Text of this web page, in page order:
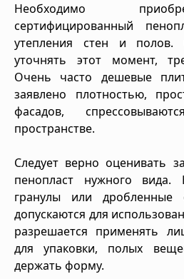
Необходимо
сертифицированный
утепления стен и полов.
уточнять этот момент,
Очень часто дешевые
заявлено плотностью,
фасадов,
пространстве.
Следует верно оценивать
пенопласт нужного
гранулы или дробленные
допускаются для
разрешается применять
для упаковки, полых
держать форму.